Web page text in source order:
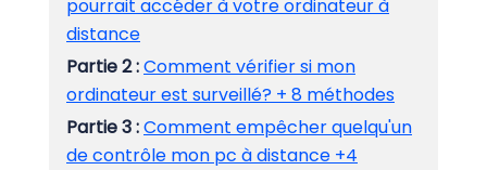
pourrait accéder à votre ordinateur à
distance
Partie 2 :Comment vérifier si mon
ordinateur est surveillé? + 8 méthodes
Partie 3 :Comment empêcher quelqu'un
de contrôle mon pc à distance +4